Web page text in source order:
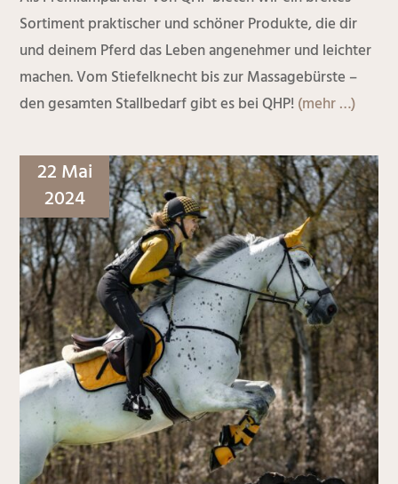
Sortiment praktischer und schöner Produkte, die dir
und deinem Pferd das Leben angenehmer und leichter
machen. Vom Stiefelknecht bis zur Massagebürste –
den gesamten Stallbedarf gibt es bei QHP!(mehr …)
22 Mai
2024